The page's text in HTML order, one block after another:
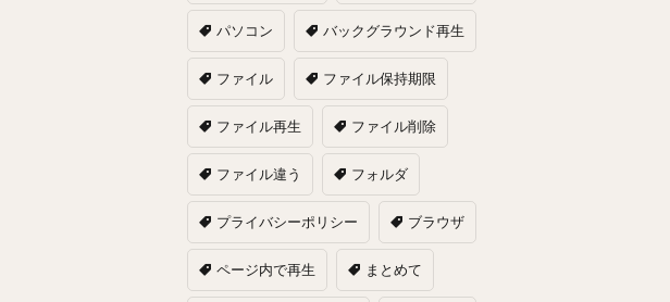
パソコン バックグラウンド再生
ファイル ファイル保持期限
ファイル再生 ファイル削除
ファイル違う フォルダ
プライバシーポリシー ブラウザ
ページ内で再生 まとめて